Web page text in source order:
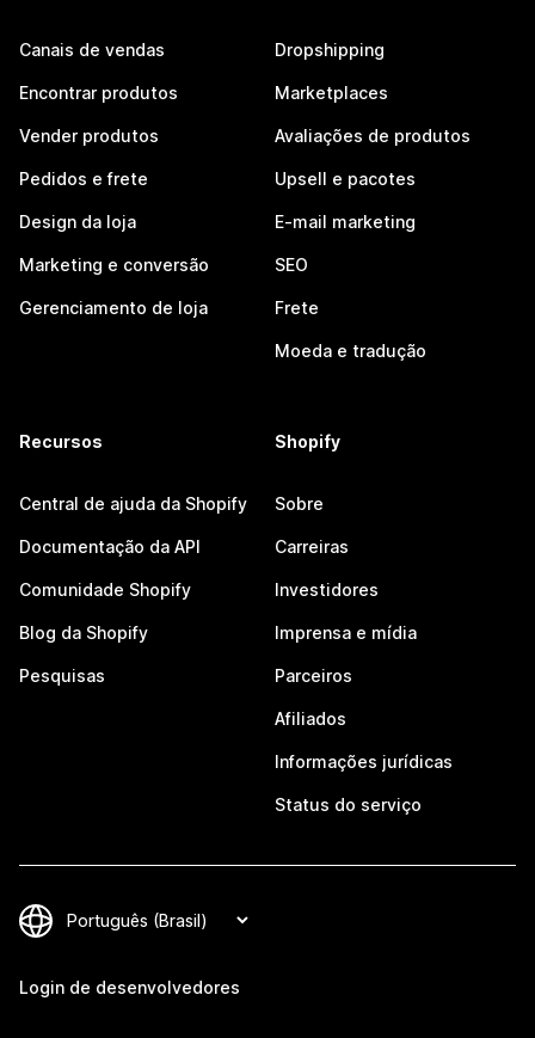
Canais de vendas
Encontrar produtos
Vender produtos
Pedidos e frete
Design da loja
Marketing e conversão
Gerenciamento de loja
Dropshipping
Marketplaces
Avaliações de produtos
Upsell e pacotes
E-mail marketing
SEO
Frete
Moeda e tradução
Recursos
Central de ajuda da Shopify
Documentação da API
Comunidade Shopify
Blog da Shopify
Pesquisas
Shopify
Sobre
Carreiras
Investidores
Imprensa e mídia
Parceiros
Afiliados
Informações jurídicas
Status do serviço
Login de desenvolvedores